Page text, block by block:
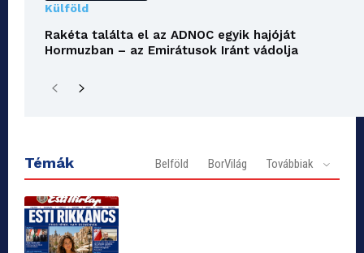
Külföld
Rakéta találta el az ADNOC egyik hajóját
Hormuzban – az Emirátusok Iránt vádolja
Témák Belföld BorVilág Továbbiak